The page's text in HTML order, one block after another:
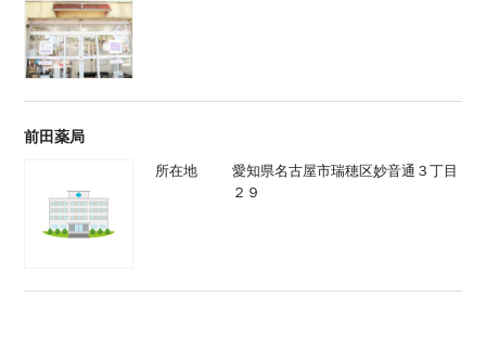
前田薬局
所在地
愛知県名古屋市瑞穂区妙音通３丁目
２９